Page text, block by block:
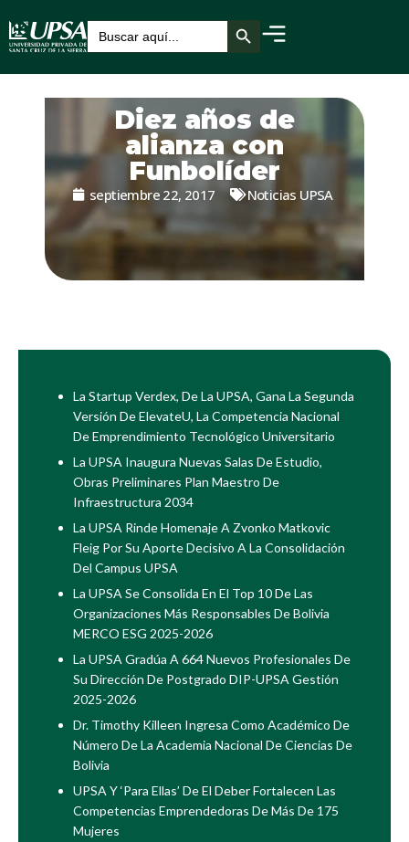
Buscar: Botón de búsqueda
Diez años de
alianza con
Funbolíder
septiembre 22, 2017 Noticias UPSA
La Startup Verdex, De La UPSA, Gana La Segunda
Versión De ElevateU, La Competencia Nacional
De Emprendimiento Tecnológico Universitario
La UPSA Inaugura Nuevas Salas De Estudio,
Obras Preliminares Plan Maestro De
Infraestructura 2034
La UPSA Rinde Homenaje A Zvonko Matkovic
Fleig Por Su Aporte Decisivo A La Consolidación
Del Campus UPSA
La UPSA Se Consolida En El Top 10 De Las
Organizaciones Más Responsables De Bolivia
MERCO ESG 2025-2026
La UPSA Gradúa A 664 Nuevos Profesionales De
Su Dirección De Postgrado DIP-UPSA Gestión
2025-2026
Dr. Timothy Killeen Ingresa Como Académico De
Número De La Academia Nacional De Ciencias De
Bolivia
UPSA Y ‘Para Ellas’ De El Deber Fortalecen Las
Competencias Emprendedoras De Más De 175
Mujeres